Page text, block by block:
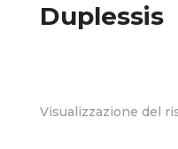
Duplessis
Visualizzazione del